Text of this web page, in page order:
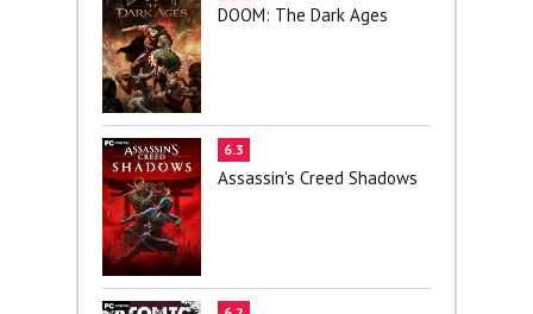
DOOM: The Dark Ages
6.3
Assassin's Creed Shadows